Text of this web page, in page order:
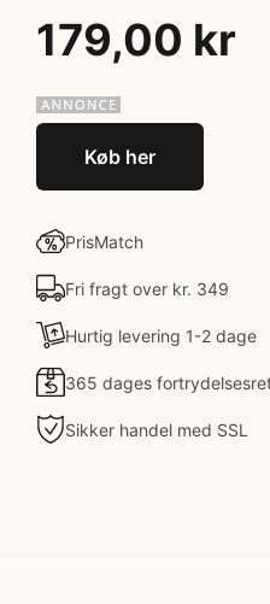
179,00 kr
Køb her
PrisMatch
Fri fragt over kr. 349
Hurtig levering 1-2 dage
365 dages
Sikker handel med SSL